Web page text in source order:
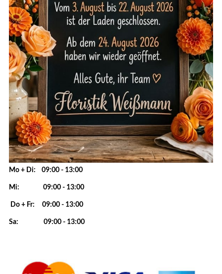
Mo + Di: 09:00 - 13:00
Mi: 09:00 - 13:00
Do + Fr: 09:00 - 13:00
Sa: 09:00 - 13:00